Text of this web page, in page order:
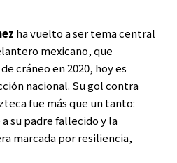
ha vuelto a ser tema central
mexicano, que
cráneo en 2020, hoy es
nacional. Su gol contra
fue más que un tanto:
su padre fallecido y la
marcada por resiliencia,